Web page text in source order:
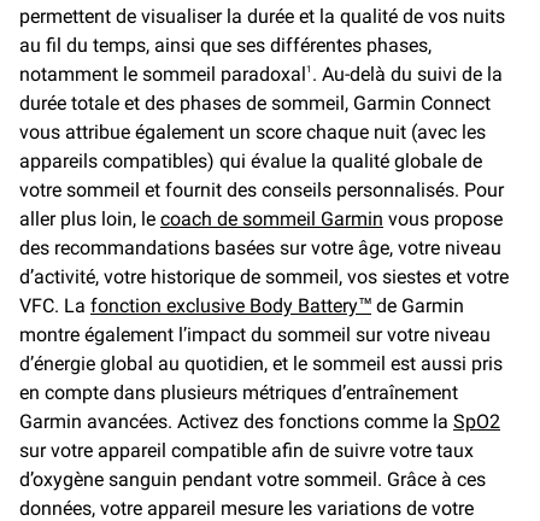
permettent de visualiser la durée et la qualité de vos nuits
au fil du temps, ainsi que ses différentes phases,
notamment le sommeil paradoxal1 . Au-delà du suivi de la
durée totale et des phases de sommeil, Garmin Connect
vous attribue également un score chaque nuit (avec les
appareils compatibles) qui évalue la qualité globale de
votre sommeil et fournit des conseils personnalisés. Pour
aller plus loin, le coach de sommeil Garmin vous propose
des recommandations basées sur votre âge, votre niveau
d’activité, votre historique de sommeil, vos siestes et votre
VFC. La fonction exclusive Body Battery™ de Garmin
montre également l’impact du sommeil sur votre niveau
d’énergie global au quotidien, et le sommeil est aussi pris
en compte dans plusieurs métriques d’entraînement
Garmin avancées. Activez des fonctions comme la SpO2
sur votre appareil compatible afin de suivre votre taux
d’oxygène sanguin pendant votre sommeil. Grâce à ces
données, votre appareil mesure les variations de votre